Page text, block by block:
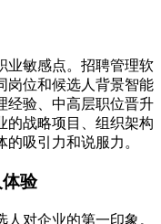
业敏感点。招聘管理软
岗位和候选人背景智能
经验、中高层职位晋升
的战略项目、组织架构
吸引力和说服力。
验
对企业的第一印象。